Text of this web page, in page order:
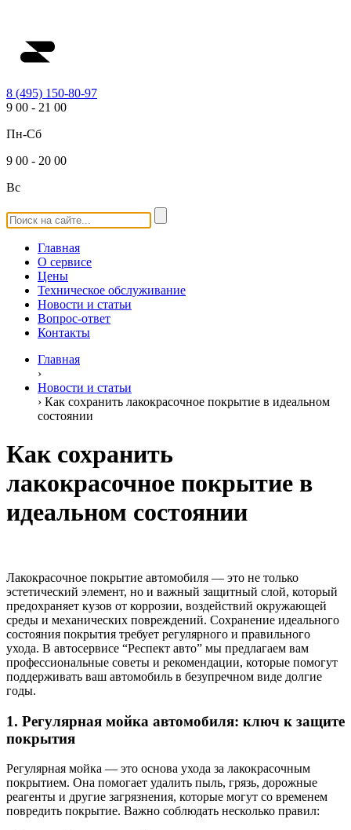
8 (495) 150-80-97
9 00 - 21 00
Пн-Сб
9 00 - 20 00
Вс
Главная
О сервисе
Цены
Техническое обслуживание
Новости и статьи
Вопрос-ответ
Контакты
Главная
›
Новости и статьи
› Как сохранить лакокрасочное покрытие в идеальном
состоянии
Как сохранить
лакокрасочное покрытие в
идеальном состоянии
Лакокрасочное покрытие автомобиля — это не только
эстетический элемент, но и важный защитный слой, который
предохраняет кузов от коррозии, воздействий окружающей
среды и механических повреждений. Сохранение идеального
состояния покрытия требует регулярного и правильного
ухода. В автосервисе “Респект авто” мы предлагаем вам
профессиональные советы и рекомендации, которые помогут
поддерживать ваш автомобиль в безупречном виде долгие
годы.
1. Регулярная мойка автомобиля: ключ к защите
покрытия
Регулярная мойка — это основа ухода за лакокрасочным
покрытием. Она помогает удалить пыль, грязь, дорожные
реагенты и другие загрязнения, которые могут со временем
повредить покрытие. Важно соблюдать несколько правил: